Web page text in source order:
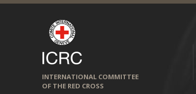
INTERNATIONAL COMMITTEE
OF THE RED CROSS